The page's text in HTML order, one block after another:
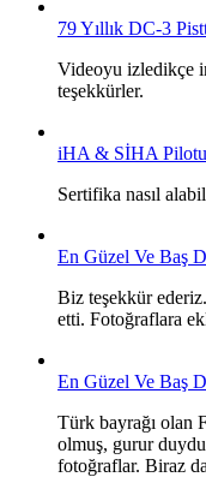
79 Yıllık DC-3
Videoyu izledikçe
teşekkürler.
iHA & SİHA Pilotu
Sertifika nasıl
En Güzel Ve Baş
Biz teşekkür
etti. Fotoğraflara
En Güzel Ve Baş
Türk bayrağı olan
olmuş, gurur
fotoğraflar. Biraz